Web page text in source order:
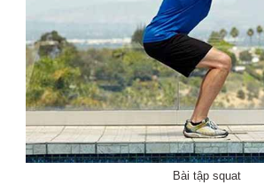
Bài tập squat